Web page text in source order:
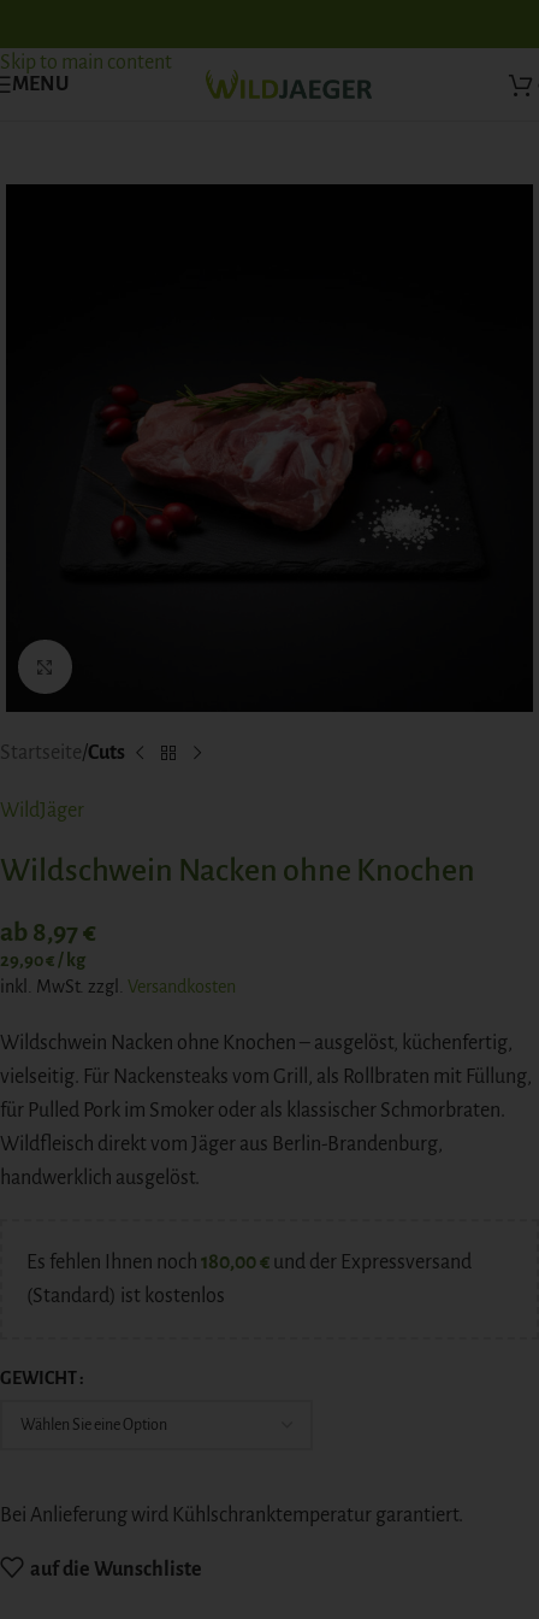
Skip to main content
MENU
Click to enlarge
Startseite Cuts
WildJäger
Wildschwein Nacken ohne Knochen
ab 8,97 €
29,90€ / kg
inkl. MwSt. zzgl. Versandkosten
Wildschwein Nacken ohne Knochen – ausgelöst, küchenfertig,
vielseitig. Für Nackensteaks vom Grill, als Rollbraten mit Füllung,
für Pulled Pork im Smoker oder als klassischer Schmorbraten.
Wildfleisch direkt vom Jäger aus Berlin-Brandenburg,
handwerklich ausgelöst.
Es fehlen Ihnen noch 180,00€ und der Expressversand
(Standard) ist kostenlos
GEWICHT
Bei Anlieferung wird Kühlschranktemperatur garantiert.
auf die Wunschliste